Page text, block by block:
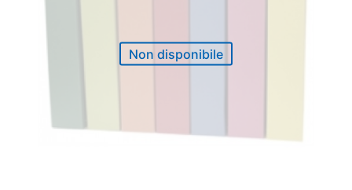
Non disponibile